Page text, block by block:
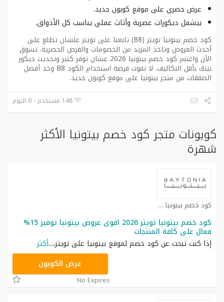
عرض حصري على موقع كوبون جديد.
بيشمل ديكورات عصرية وأثاث عملي يناسب كل الأذواق.
كود خصم بيتونيا تويتر (B8) تابعنا على تويتر علشان تطلع على
أحدث العروض وتاخذ المزيد من الخصومات والفرص الحصرية. تسوق
الآن واغتنم كود خصم بيتونيا 2026 عشان توفر كثير وتحديث ديكور
بيتك بأقل التكاليف. لا تفوت فرصة استخدام الكود B8 وخذ أفضل
الصفقات من متجر بيتونيا على موقع كوبون جديد.
148 مستخدم - 0 اليوم
كوبونات متجر كود خصم بيتونيا الأكثر
شهرة
كود خصم بيتونيا كوبون
كود خصم بيتونيا تويتر 2026 اقوى عروض بيتونيا توفير 15%
فعال على كافة المنتجات
إذا كنت تبحث عن كود خصم لموقع بيتونيا على تويتر،...أكثر
عرض الكوبون
No Expires